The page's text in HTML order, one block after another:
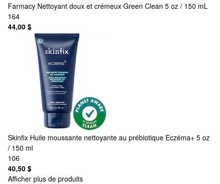
Farmacy Nettoyant doux et crémeux Green Clean 5 oz / 150 mL
164
44,00 $
Skinfix Huile moussante nettoyante au prébiotique Eczéma+ 5 oz
/ 150 ml
106
40,50 $
Afficher plus de produits